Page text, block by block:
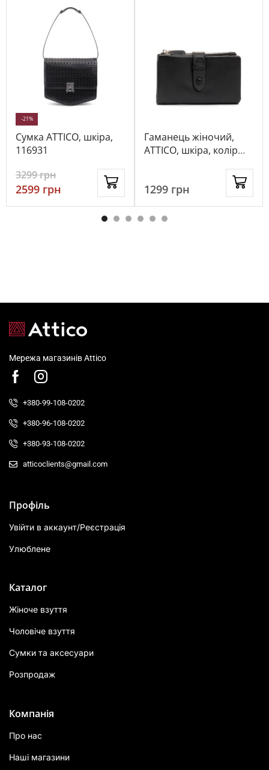
Сумка ATTICO, шкіра,
116931
-21%
3299грн
2599 грн
Гаманець жіночий,
ATTICO, шкіра, колір
1299 грн
Мережа магазинів Attico
+380-99-108-0202
+380-96-108-0202
+380-93-108-0202
atticoclients@gmail.com
Профіль
Увійти в аккаунт/Реєстрація
Улюблене
Каталог
Жіноче взуття
Чоловіче взуття
Сумки та аксесуари
Розпродаж
Компанія
Про нас
Наші магазини